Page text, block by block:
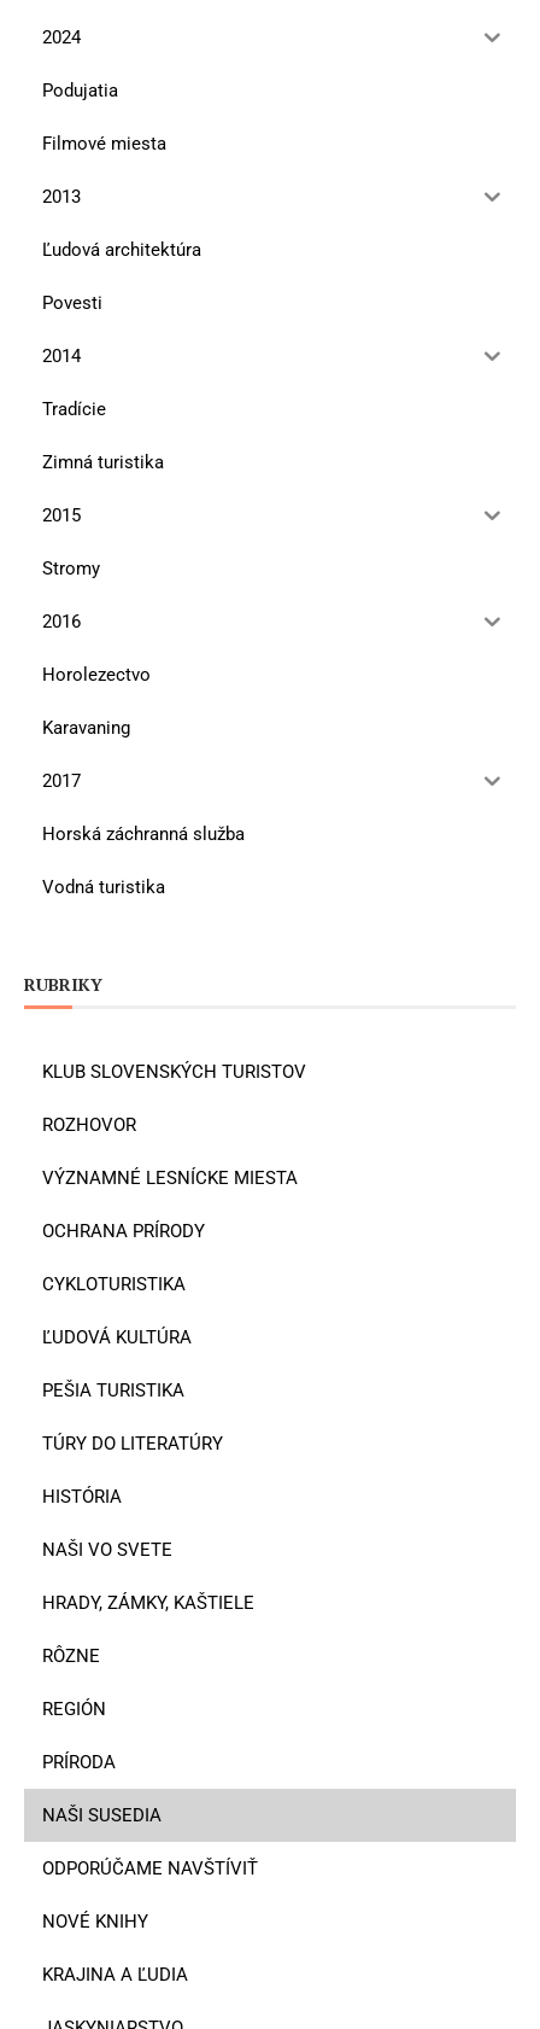
2024
Podujatia
Filmové miesta
2013
Ľudová architektúra
Povesti
2014
Tradície
Zimná turistika
2015
Stromy
2016
Horolezectvo
Karavaning
2017
Horská záchranná služba
Vodná turistika
RUBRIKY
KLUB SLOVENSKÝCH TURISTOV
ROZHOVOR
VÝZNAMNÉ LESNÍCKE MIESTA
OCHRANA PRÍRODY
CYKLOTURISTIKA
ĽUDOVÁ KULTÚRA
PEŠIA TURISTIKA
TÚRY DO LITERATÚRY
HISTÓRIA
NAŠI VO SVETE
HRADY, ZÁMKY, KAŠTIELE
RÔZNE
REGIÓN
PRÍRODA
NAŠI SUSEDIA
ODPORÚČAME NAVŠTÍVIŤ
NOVÉ KNIHY
KRAJINA A ĽUDIA